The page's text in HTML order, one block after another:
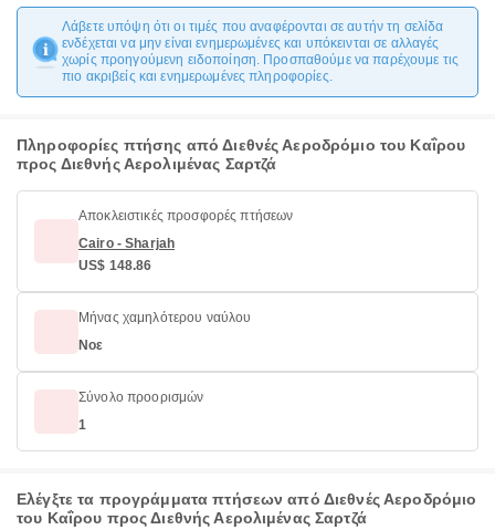
Λάβετε υπόψη ότι οι τιμές που αναφέρονται σε αυτήν τη σελίδα
ενδέχεται να μην είναι ενημερωμένες και υπόκεινται σε αλλαγές
χωρίς προηγούμενη ειδοποίηση. Προσπαθούμε να παρέχουμε τις
πιο ακριβείς και ενημερωμένες πληροφορίες.
Πληροφορίες πτήσης από Διεθνές Αεροδρόμιο του Καΐρου
προς Διεθνής Αερολιμένας Σαρτζά
Αποκλειστικές προσφορές πτήσεων
Cairo - Sharjah
US$ 148.86
Μήνας χαμηλότερου ναύλου
Νοε
Σύνολο προορισμών
1
Ελέγξτε τα προγράμματα πτήσεων από Διεθνές Αεροδρόμιο
του Καΐρου προς Διεθνής Αερολιμένας Σαρτζά